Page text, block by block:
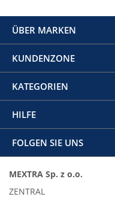
ÜBER MARKEN
KUNDENZONE
KATEGORIEN
HILFE
FOLGEN SIE UNS
MEXTRA Sp. z o.o.
ZENTRAL